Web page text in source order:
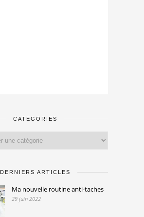
CATÉGORIES
DERNIERS ARTICLES
Ma nouvelle routine anti-taches
29 juin 2022